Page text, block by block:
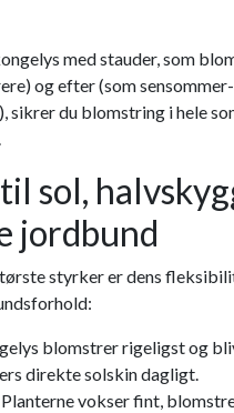
med stauder, som
og efter (som
sikrer du blomstring i hele
sol,
jordbund
styrker er dens
blomstrer rigeligst og
direkte solskin dagligt.
Planterne vokser fint,